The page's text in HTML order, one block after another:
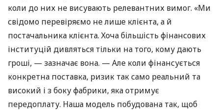
коли до них не висувають релевантних вимог. «Ми
свідомо перевіряємо не лише клієнта, а й
постачальника клієнта. Хоча більшість фінансових
інституцій дивляться тільки на того, кому дають
гроші, — зазначає вона. — Але коли фінансується
конкретна поставка, ризик так само реальний та
високий і з боку фабрики, яка отримує
передоплату. Наша модель побудована так, щоб